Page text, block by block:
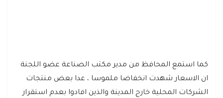
كما استمع المحافظ من مدير مكتب الصناعة عضو اللجنة
ان الاسعار شهدت انخفاضا ملموسا ، عدا بعض منتجات
الشركات المحلية خارج المدينة والذين افادوا بعدم استقرار